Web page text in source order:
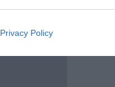
Privacy Policy